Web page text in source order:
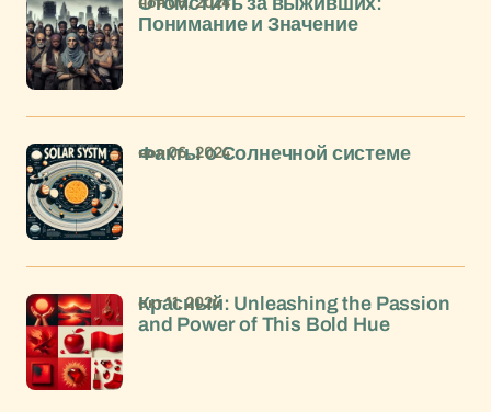
Понимание и Значение
Факты о Солнечной системе
ноя 06, 2024
Красный: Unleashing the Passion
and Power of This Bold Hue
окт 11, 2024